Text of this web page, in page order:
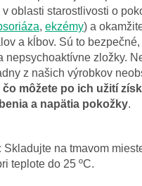
v oblasti starostlivosti o
, ekzémy) a
a kĺbov. Sú to
nepsychoaktívne zložky.
z našich výrobkov
čo môžete po ich užití
a napätia pokožky.
Skladujte na tmavom
teplote do 25 ºC.